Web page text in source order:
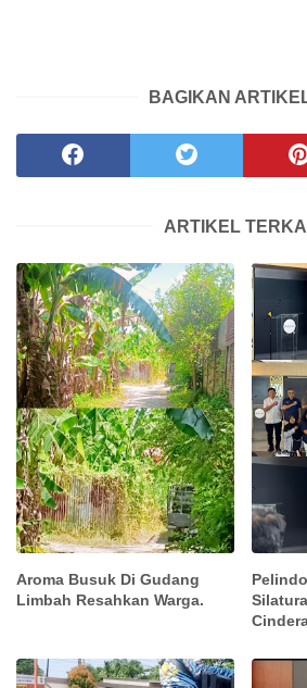
BAGIKAN ARTIKEL
ARTIKEL
Aroma Busuk Di Gudang
Limbah Resahkan Warga.